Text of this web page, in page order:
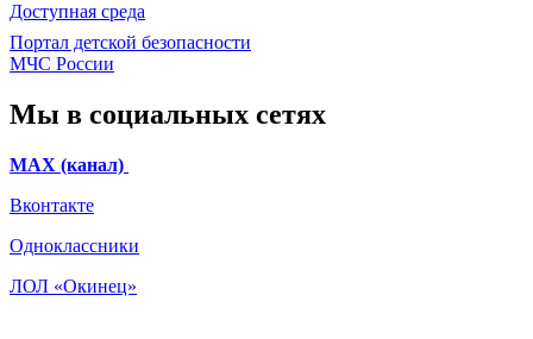
Доступная среда
Портал детской безопасности
МЧС России
Мы в социальных сетях
МАХ (канал)
Вконтакте
Одноклассники
ЛОЛ «Окинец»